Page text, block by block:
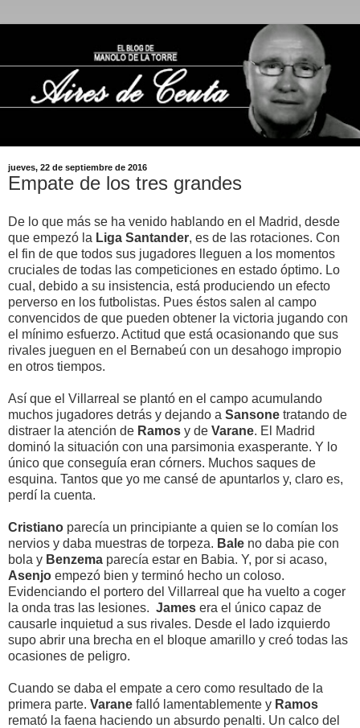
jueves, 22 de septiembre de 2016
Empate de los tres grandes
De lo que más se ha venido hablando en el Madrid, desde
que empezó la Liga Santander, es de las rotaciones. Con
el fin de que todos sus jugadores lleguen a los momentos
cruciales de todas las competiciones en estado óptimo. Lo
cual, debido a su insistencia, está produciendo un efecto
perverso en los futbolistas. Pues éstos salen al campo
convencidos de que pueden obtener la victoria jugando con
el mínimo esfuerzo. Actitud que está ocasionando que sus
rivales jueguen en el Bernabeú con un desahogo impropio
en otros tiempos.
Así que el Villarreal se plantó en el campo acumulando
muchos jugadores detrás y dejando a Sansone tratando de
distraer la atención de Ramos y de Varane. El Madrid
dominó la situación con una parsimonia exasperante. Y lo
único que conseguía eran córners. Muchos saques de
esquina. Tantos que yo me cansé de apuntarlos y, claro es,
perdí la cuenta.
Cristiano parecía un principiante a quien se lo comían los
nervios y daba muestras de torpeza. Bale no daba pie con
bola y Benzema parecía estar en Babia. Y, por si acaso,
Asenjo empezó bien y terminó hecho un coloso.
Evidenciando el portero del Villarreal que ha vuelto a coger
la onda tras las lesiones. James era el único capaz de
causarle inquietud a sus rivales. Desde el lado izquierdo
supo abrir una brecha en el bloque amarillo y creó todas las
ocasiones de peligro.
Cuando se daba el empate a cero como resultado de la
primera parte. Varane falló lamentablemente y Ramos
remató la faena haciendo un absurdo penalti. Un calco del